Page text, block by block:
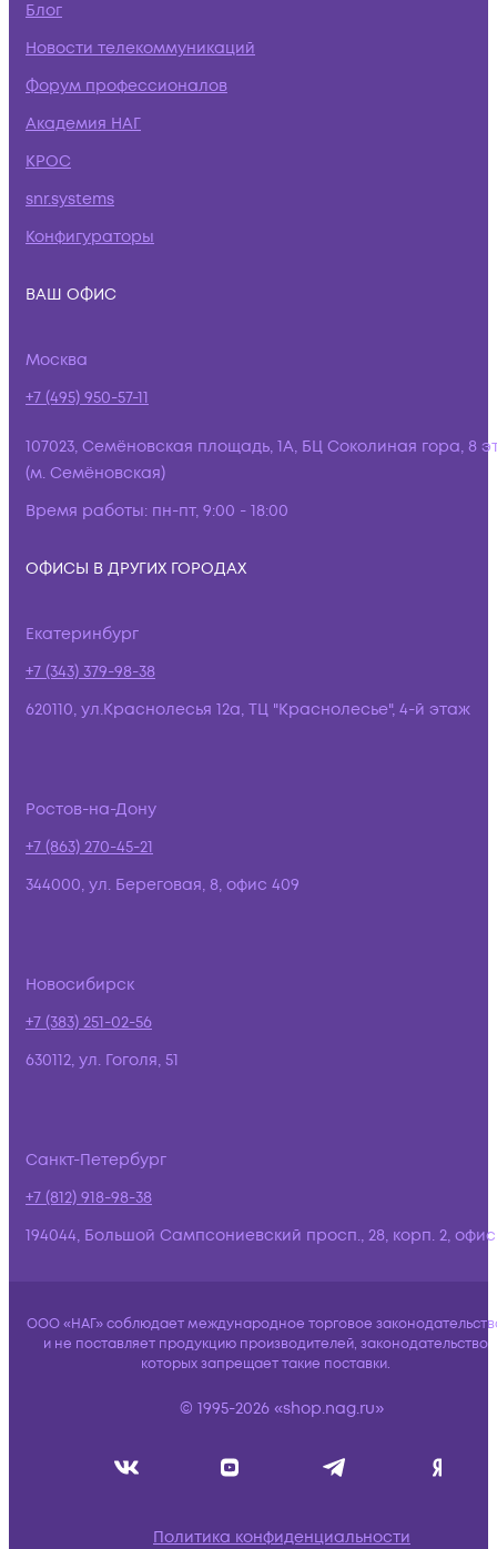
Блог
Новости телекоммуникаций
Форум профессионалов
Академия НАГ
КРОС
snr.systems
Конфигураторы
ВАШ ОФИС
Москва
+7 (495) 950-57-11
107023, Семёновская площадь, 1А, БЦ Соколиная гора, 8
(м. Семёновская)
Время работы: пн-пт, 9:00 - 18:00
ОФИСЫ В ДРУГИХ ГОРОДАХ
Екатеринбург
+7 (343) 379-98-38
620110, ул.Краснолесья 12а, ТЦ "Краснолесье", 4-й этаж
Ростов-на-Дону
+7 (863) 270-45-21
344000, ул. Береговая, 8, офис 409
Новосибирск
+7 (383) 251-02-56
630112, ул. Гоголя, 51
Санкт-Петербург
+7 (812) 918-98-38
194044, Большой Сампсониевский просп., 28, корп. 2,
ООО «НАГ» соблюдает международное торговое
и не поставляет продукцию производителей, законодательство
которых запрещает такие поставки.
© 1995-2026 «shop.nag.ru»
Политика конфиденциальности